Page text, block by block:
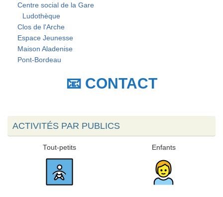
Centre social de la Gare
Ludothèque
Clos de l'Arche
Espace Jeunesse
Maison Aladenise
Pont-Bordeau
📧 CONTACT
ACTIVITÉS PAR PUBLICS
Tout-petits Enfants